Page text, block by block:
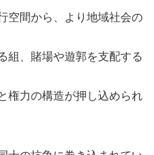
空間から、より地域社会の
組、賭場や遊郭を支配する
権力の構造が押し込められ